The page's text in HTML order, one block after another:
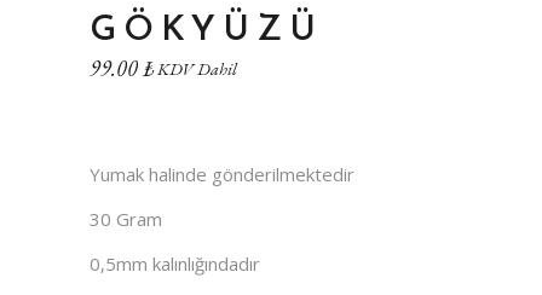
GÖKYÜZÜ
99.00₺KDV Dahil
Yumak halinde gönderilmektedir
30 Gram
0,5mm kalınlığındadır